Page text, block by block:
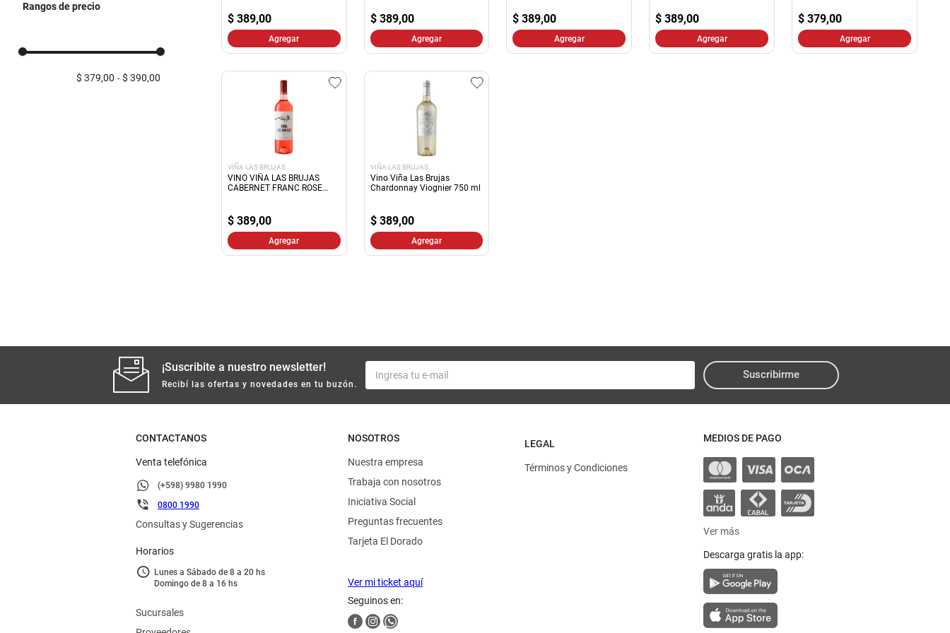
Rangos de precio
$ 379,00 $ 390,00
$ 389,00
Agregar
$ 389,00
Agregar
$ 389,00
Agregar
$ 389,00
Agregar
$ 379,00
Agregar
VIÑA LAS BRUJAS
VINO VIÑA LAS BRUJAS
CABERNET FRANC ROSE
$ 389,00
Agregar
VIÑA LAS BRUJAS
Vino Viña Las Brujas
Chardonnay Viognier 750 ml
$ 389,00
Agregar
¡Suscribite a nuestro newsletter!
Recibí las ofertas y novedades en tu buzón.
Suscribirme
CONTACTANOS
Venta telefónica
(+598) 9980 1990
0800 1990
Consultas y Sugerencias
Horarios
Lunes a Sábado de 8 a 20 hs
Domingo de 8 a 16 hs
Sucursales
NOSOTROS
Nuestra empresa
Trabaja con nosotros
Iniciativa Social
Preguntas frecuentes
Tarjeta El Dorado
Ver mi ticket aquí
Seguinos en:
LEGAL
Términos y Condiciones
MEDIOS DE PAGO
Ver más
Descarga gratis la app: